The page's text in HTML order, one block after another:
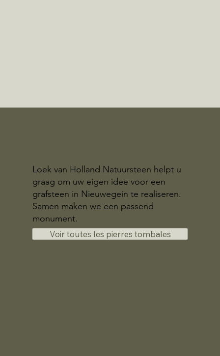
Loek van Holland Natuursteen helpt u
graag om uw eigen idee voor een
grafsteen in Nieuwegein te realiseren.
Samen maken we een passend
monument.
Voir toutes les pierres tombales